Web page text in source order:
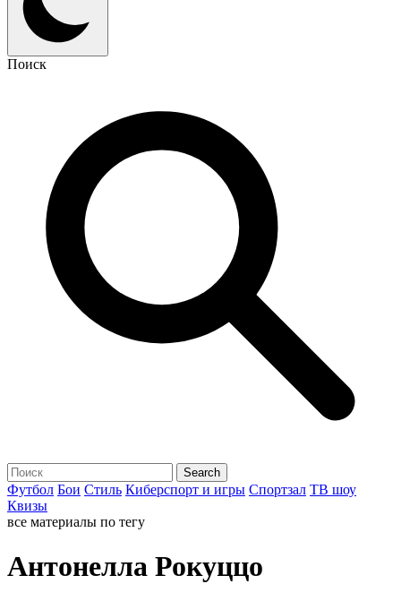
Поиск
Футбол Бои Стиль Киберспорт и игры Спортзал ТВ шоу
Квизы
все материалы по тегу
Антонелла Рокуццо